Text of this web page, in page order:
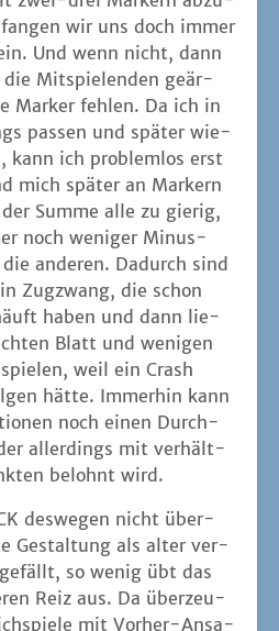
haben und dann lie­
Blatt und weni­gen
weil ein Crash
hät­te. Immer­hin kann
noch einen Durch­
aller­dings mit ver­hält­
belohnt wird.
des­we­gen nicht über­
Gestal­tung als alter ver­
so wenig übt das
Reiz aus. Da über­zeu­
mit Vor­her-Ansa­
hat der
nur die Schlan­gen ver­
die Rosen, so das nun
mir gefällt die
Gestaltung